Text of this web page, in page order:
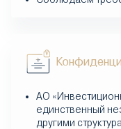
АО
единственный
другими